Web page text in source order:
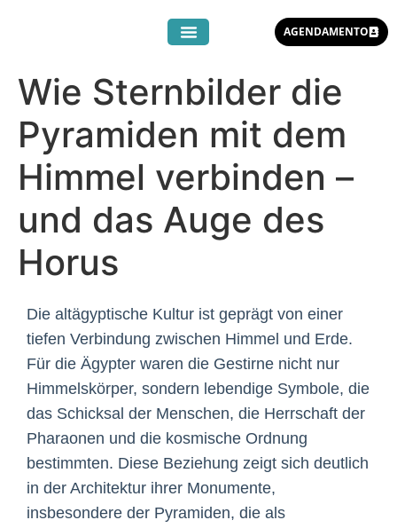
AGENDAMENTO
Wie Sternbilder die
Pyramiden mit dem
Himmel verbinden –
und das Auge des
Horus
Die altägyptische Kultur ist geprägt von einer
tiefen Verbindung zwischen Himmel und Erde.
Für die Ägypter waren die Gestirne nicht nur
Himmelskörper, sondern lebendige Symbole, die
das Schicksal der Menschen, die Herrschaft der
Pharaonen und die kosmische Ordnung
bestimmten. Diese Beziehung zeigt sich deutlich
in der Architektur ihrer Monumente,
insbesondere der Pyramiden, die als